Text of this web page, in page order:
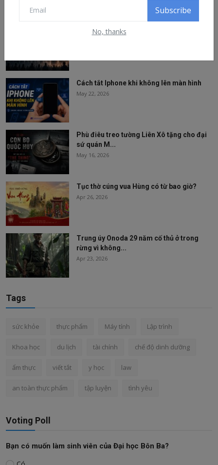
Subscribe
No, thanks
Recommended Posts
Có lúc nào, robot sẽ thống trị loài người
Cách tắt Iphone khi không lên màn hình
May 22, 2026
Phù điêu treo tường Liên Xô tặng cho đại
sứ quán M...
May 16, 2026
Tục thờ cúng vua Hùng có từ bao giờ?
Apr 26, 2026
Trung úy Onoda 29 năm cố thủ ở trong
rừng vì không...
Apr 23, 2026
Tags
sức khỏe thực phẩm Máy tính Lập trình
Khoa học du lịch tài chính chế độ dinh dưỡng
ẩm thực viết tắt y học law
an toàn thực phẩm tập luyện tình yêu
Voting Poll
Bạn có muốn làm sinh viên của Đại học Bôn Ba?